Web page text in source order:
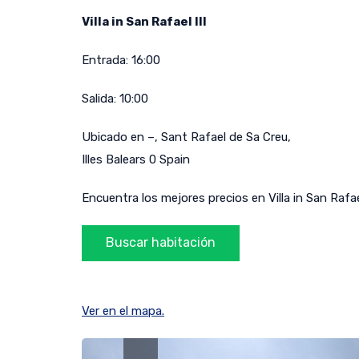
Villa in San Rafael III
Entrada: 16:00
Salida: 10:00
Ubicado en –, Sant Rafael de Sa Creu,
Illes Balears 0 Spain
Encuentra los mejores precios en Villa in San
Ver en el mapa.